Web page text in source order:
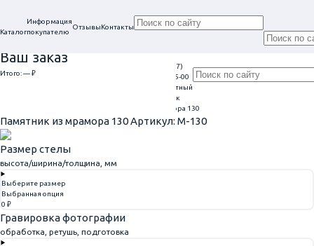
Каталог
Информация
покупателю
ОтзывыКонтакты
Ваш заказ
Итого:— ₽
Проконсультируем
+7 (917)
113-05-00
Обратный
звонок
Памятник из мрамора 130
Памятник из мрамора 130Артикул: M-130
Размер стелы
высота/ширина/толщина, мм
Выберите размер
Выбранная опция
0 ₽
Гравировка фотографии
обработка, ретушь, подготовка